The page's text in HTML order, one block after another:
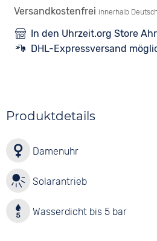
Versandkostenfrei innerhalb
In den Uhrzeit.org Store
DHL-Expressversand
Produktdetails
Damenuhr
Solarantrieb
Wasserdicht bis 5 bar